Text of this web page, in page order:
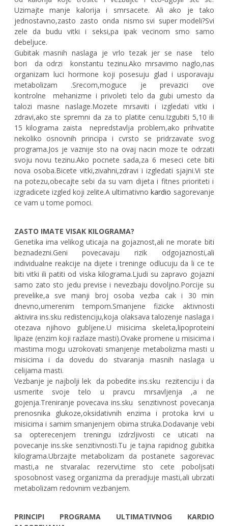
Uzimajte manje kalorija i smrsacete. Ali ako je tako
jednostavno,zasto zasto onda nismo svi super modeli?Svi
zele da budu vitki i seksi,pa ipak vecinom smo samo
debeljuce.
Gubitak masnih naslaga je vrlo tezak jer se nase
telo
bori
da odrzi
konstantu tezinu.Ako mrsavimo naglo,nas
organizam luci hormone koji posesuju glad i usporavaju
metabolizam .Srecom,moguce je prevazici ove
kontrolne
mehanizme i privoleti telo da gubi umesto da
talozi masne naslage.Mozete mrsaviti i izgledati vitki i
zdravi,ako ste spremni da za to platite cenu.Izgubiti 5,10 ili
15 kilograma zaista
nepredstavlja problem,ako prihvatite
nekoliko osnovnih principa i cvrsto se pridrzavate svog
programa.Jos je vaznije sto na ovaj nacin moze te odrzati
svoju novu tezinu.Ako pocnete sada,za 6 meseci cete biti
nova osoba.Bicete vitki,zivahni,zdravi i izgledati sjajni.Vi ste
na potezu,obecajte sebi da su vam dijeta i fitnes prioriteti i
izgradicete izgled koji zelite.A ultimativno kardio sagorevanje
ce vam u tome pomoci.
ZASTO IMATE VISAK KILOGRAMA?
Genetika ima velikog uticaja na gojaznost,ali ne morate biti
beznadezni.Geni povecavaju rizik odgojaznosti,ali
individualne reakcije na dijete i treninge odlucuju da li ce te
biti vitki ili patiti od viska kilograma.Ljudi su zapravo gojazni
samo zato sto jedu previse i nevezbaju dovoljno.Porcije su
prevelike,a sve manji broj osoba vezba cak i 30 min
dnevno,umerenim tempom.Smanjene fizicke aktivnosti
aktivira ins.sku redistenciju,koja olaksava talozenje naslaga i
otezava njihovo gubljene.U misicima skeleta,lipoproteini
lipaze (enzim koji razlaze masti).Ovake promene u misicima i
mastima mogu uzrokovati smanjenje metabolizma masti u
misicima i da dovedu do stvaranja masnih naslaga u
celijama masti.
Vezbanje je najbolji lek da pobedite ins.sku rezitenciju i da
usmerite svoje telo u pravcu mrsavljenja ,a ne
gojenja.Treniranje povecava ins.sku
senzitivnost povecanja
prenosnika glukoze,oksidativnih enzima i protoka krvi u
misicima i samim smanjenjem obima struka.Dodavanje vebi
sa opterecenjem treningu izdrzljivosti ce uticati na
povecanje ins.ske senzitivnosti.Tu je tajna rapidnog gubitka
kilograma.Ubrzajte metabolizam da postanete sagorevac
masti,a ne stvaralac rezervi,time sto cete poboljsati
sposobnost vaseg organizma da preradjuje masti,ali ubrzati
metabolizam redovnim vezbanjem.
PRINCIPI PROGRAMA ULTIMATIVNOG KARDIO